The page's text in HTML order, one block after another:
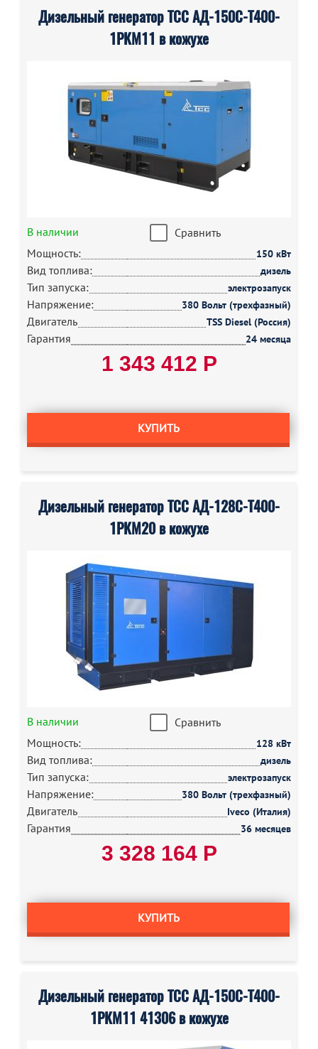
Дизельный генератор ТСС АД-150С-Т400-
1РКМ11 в кожухе
В наличии
Сравнить
Мощность:
150 кВт
Вид топлива: дизель
Тип запуска: электрозапуск
Напряжение: 380 Вольт (трехфазный)
Двигатель TSS Diesel (Россия)
Гарантия 24 месяца
1 343 412 Р
КУПИТЬ
Дизельный генератор ТСС АД-128С-Т400-
1РКМ20 в кожухе
В наличии
Сравнить
Мощность:
128 кВт
Вид топлива: дизель
Тип запуска: электрозапуск
Напряжение: 380 Вольт (трехфазный)
Двигатель Iveco (Италия)
Гарантия 36 месяцев
3 328 164 Р
КУПИТЬ
Дизельный генератор ТСС АД-150С-Т400-
1РКМ11 41306 в кожухе